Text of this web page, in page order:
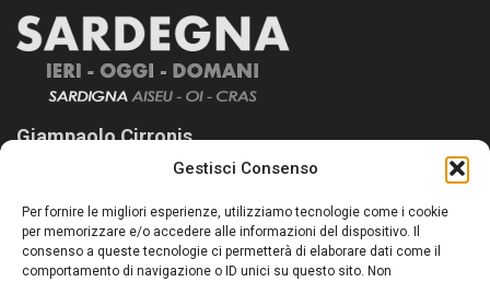
Gestisci Consenso
Per fornire le migliori esperienze, utilizziamo tecnologie come i cookie
per memorizzare e/o accedere alle informazioni del dispositivo. Il
consenso a queste tecnologie ci permetterà di elaborare dati come il
comportamento di navigazione o ID unici su questo sito. Non
Giampaolo Cirronis
Sardegna Ieri-Oggi-Domani nasce per informare “liberamente” i
lettori su quanto accade in Sardegna, con un occhio rivolto al
nostro passato e, soprattutto, al nostro futuro
Follow Us